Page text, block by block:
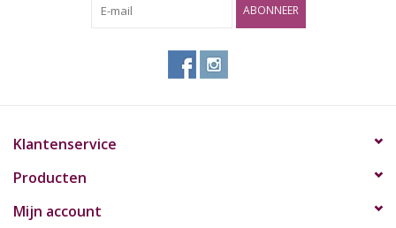
ABONNEER
Klantenservice
Producten
Mijn account